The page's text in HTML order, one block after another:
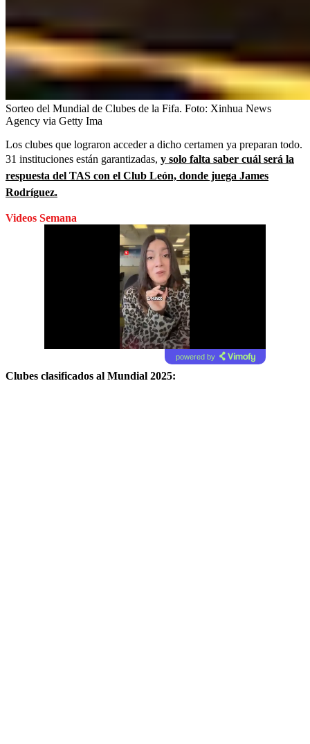
Sorteo del Mundial de Clubes de la Fifa. Foto: Xinhua News
Agency via Getty Ima
Los clubes que lograron acceder a dicho certamen ya preparan todo.
31 instituciones están garantizadas, y solo falta saber cuál será la
respuesta del TAS con el Club León, donde juega James
Rodríguez.
Videos Semana
powered by
Clubes clasificados al Mundial 2025: